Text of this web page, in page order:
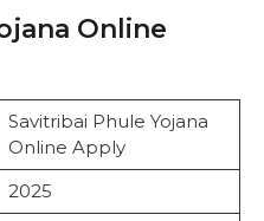
Online
Savitribai Phule Yojana
Online Apply
2025